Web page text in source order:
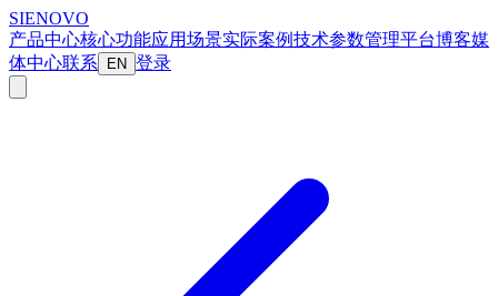
SIENOVO
产品中心核心功能应用场景实际案例技术参数管理平台博客媒
体中心联系 EN 登录